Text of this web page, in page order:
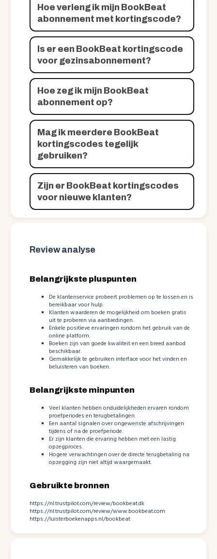
Hoe verleng ik mijn BookBeat
abonnement met kortingscode?
Is er een BookBeat kortingscode
voor gezinsabonnement?
Hoe zeg ik mijn BookBeat
abonnement op?
Mag ik meerdere BookBeat
kortingscodes tegelijk
gebruiken?
Zijn er BookBeat kortingscodes
voor nieuwe klanten?
Review analyse
Belangrijkste pluspunten
De klantenservice probeert problemen op te lossen en is
bereikbaar voor hulp.
Klanten waarderen de mogelijkheid om boeken gratis
uit te proberen via aanbiedingen.
Enkele positieve ervaringen rondom het gebruik van de
online platform.
Boeken zijn van goede kwaliteit en een breed aanbod
beschikbaar.
Gemakkelijk te gebruiken interface voor het vinden en
beluisteren van boeken.
Belangrijkste minpunten
Veel klanten hebben onduidelijkheden ervaren rondom
proefperiodes en terugbetalingen.
Een aantal signalen over ongewenste afschrijvingen
tijdens of na de proefperiode.
Er zijn klanten die ervaring hebben met een lastig
opzegproces.
Hogere verwachtingen over de directe terugbetaling na
opzegging zijn niet altijd waargemaakt.
Gebruikte bronnen
https://nl.trustpilot.com/review/bookbeat.dk
https://nl.trustpilot.com/review/www.bookbeat.com
https://luisterboekenapps.nl/bookbeat